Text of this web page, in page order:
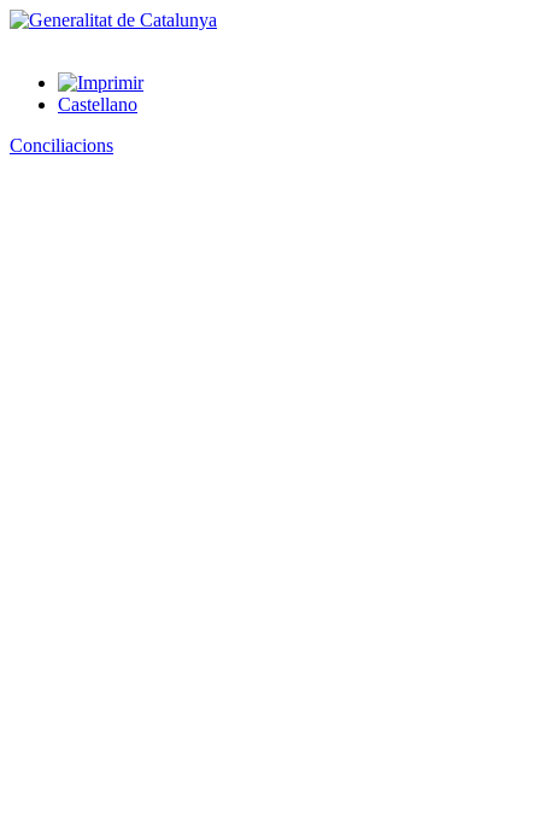
Castellano
Conciliacions